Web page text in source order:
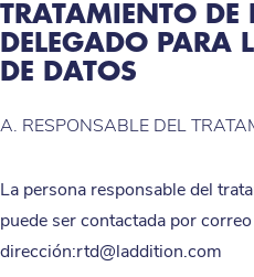
TRATAMIENTO DE
DELEGADO PARA
DE DATOS
A. RESPONSABLE DEL
La persona responsable del
puede ser contactada por
dirección:rtd@laddition.com